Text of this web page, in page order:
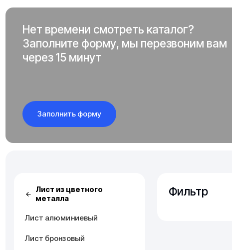
Нет времени смотреть каталог?
Заполните форму, мы перезвоним вам
через 15 минут
Заполнить форму
Лист из цветного
металла
Лист алюминиевый
Лист бронзовый
Фильтр